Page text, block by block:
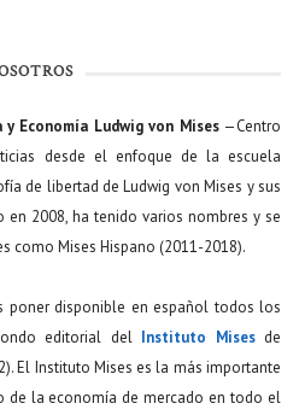
Economía Ludwig von Mises—Centro
desde el enfoque de la escuela
de libertad de Ludwig von Mises y sus
en 2008, ha tenido varios nombres y se
como Mises Hispano (2011-2018).
poner disponible en español todos los
editorial del Instituto Misesde
El Instituto Mises es la más importante
de la economía de mercado en todo el